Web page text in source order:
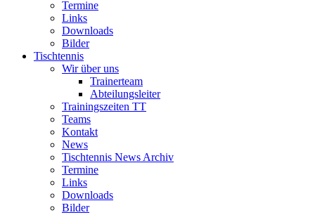
Termine
Links
Downloads
Bilder
Tischtennis
Wir über uns
Trainerteam
Abteilungsleiter
Trainingszeiten TT
Teams
Kontakt
News
Tischtennis News Archiv
Termine
Links
Downloads
Bilder